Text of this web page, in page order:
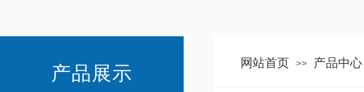
网站首页 >> 产品中心
产品展示​